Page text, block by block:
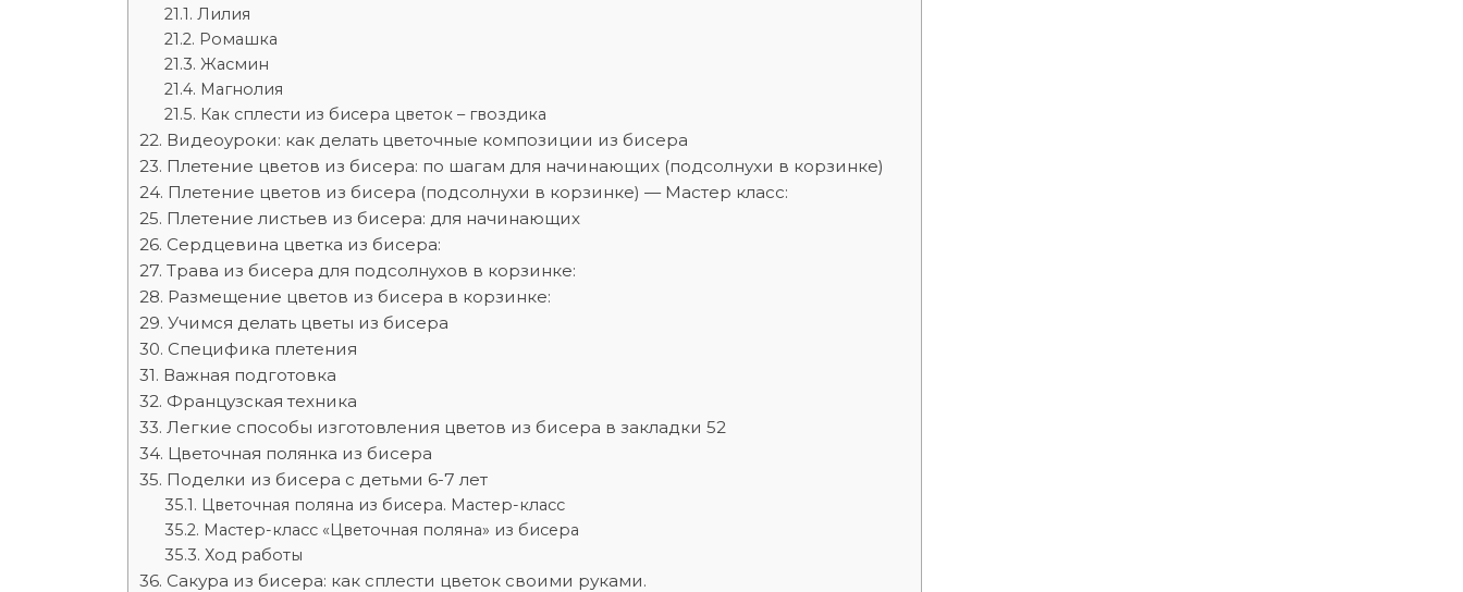
Лилия
Ромашка
Жасмин
Магнолия
Как сплести из бисера цветок – гвоздика
Видеоуроки: как делать цветочные композиции из бисера
Плетение цветов из бисера: по шагам для начинающих (подсолнухи в корзинке)
Плетение цветов из бисера (подсолнухи в корзинке) — Мастер класс:
Плетение листьев из бисера: для начинающих
Сердцевина цветка из бисера:
Трава из бисера для подсолнухов в корзинке:
Размещение цветов из бисера в корзинке:
Учимся делать цветы из бисера
Специфика плетения
Важная подготовка
Французская техника
Легкие способы изготовления цветов из бисера в закладки 52
Цветочная полянка из бисера
Поделки из бисера с детьми 6-7 лет
Цветочная поляна из бисера. Мастер-класс
Мастер-класс «Цветочная поляна» из бисера
Ход работы
Сакура из бисера: как сплести цветок своими руками.